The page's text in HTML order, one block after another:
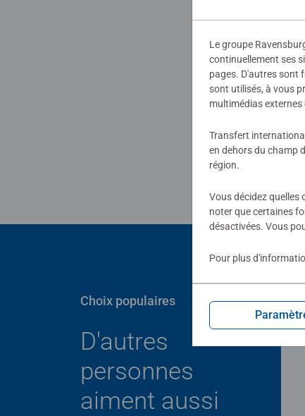
Choix populaires
D'autres
personnes
aiment aussi
Le groupe
continuellement ses
pages. D'autres sont
sont utilisés, à vous
multimédias
Transfert
en dehors du champ
région.
Vous décidez
noter que certaines
désactivées. Vous
Pour plus